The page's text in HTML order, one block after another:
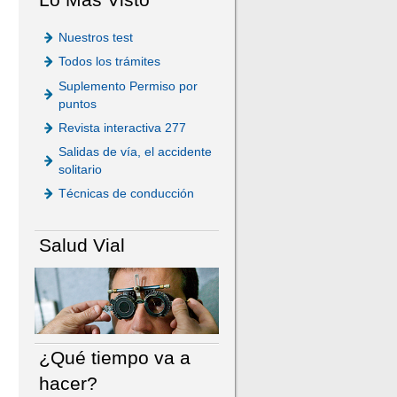
Nuestros test
Todos los trámites
Suplemento Permiso por
puntos
Revista interactiva 277
Salidas de vía, el accidente
solitario
Técnicas de conducción
Salud Vial
¿Qué tiempo va a
hacer?